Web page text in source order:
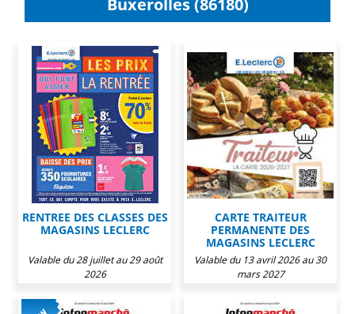
RENTREE DES CLASSES DES
MAGASINS LECLERC
Valable du 28 juillet au 29 août
2026
CARTE TRAITEUR
PERMANENTE DES
MAGASINS LECLERC
Valable du 13 avril 2026 au 30
mars 2027